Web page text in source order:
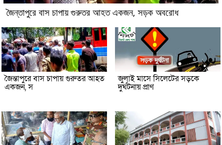
জৈন্তাপুরে বাস চাপায় গুরুতর আহত একজন, সড়ক অবরোধ
জৈন্তাপুরে বাস চাপায় গুরুতর আহত
একজন, স
জুলাই মাসে সিলেটের সড়কে
দুর্ঘটনায় প্রাণ